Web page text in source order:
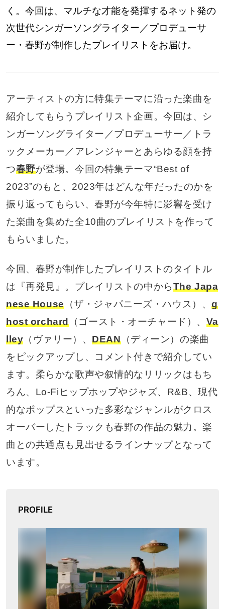
く。今回は、マルチな才能を発揮するネット発の
次世代シンガーソングライター／プロデューサ
ー・春野が制作したプレイリストをお届け。
アーティストの方に特集テーマに沿った楽曲を
紹介してもらうプレイリスト企画。今回は、シ
ンガーソングライター／プロデューサー／トラ
ックメーカー／アレンジャーとあらゆる顔を持
つ春野が登場。今回の特集テーマ“Best of
2023”のもと、2023年はどんな年だったのかを
振り返ってもらい、春野が今年特に影響を受け
た楽曲を集めた全10曲のプレイリストを作って
もらいました。
今回、春野が制作したプレイリストのタイトル
は『再発見』。プレイリストの中からThe Japa
nese House（ザ・ジャパニーズ・ハウス）、g
host orchard（ゴースト・オーチャード）、 Va
lley （ヴァリー）、DEAN（ディーン）の楽曲
をピックアップし、コメント付きで紹介してい
ます。柔らかな歌声や叙情的なリリックはもち
ろん、Lo-Fiヒップホップやジャズ、R&B、現代
的なポップスといった多彩なジャンルがクロス
オーバーしたトラックも春野の作品の魅力。楽
曲との共通点も見出せるラインナップとなって
います。
PROFILE